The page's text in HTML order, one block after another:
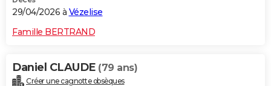
29/04/2026 à Vézelise
Famille BERTRAND
Daniel CLAUDE (79 ans)
Créer une cagnotte obsèques